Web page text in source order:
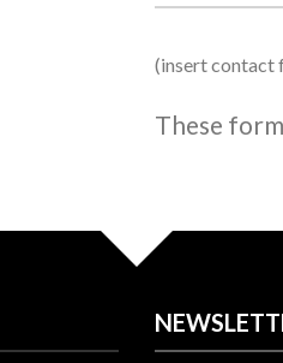
(insert contact
These